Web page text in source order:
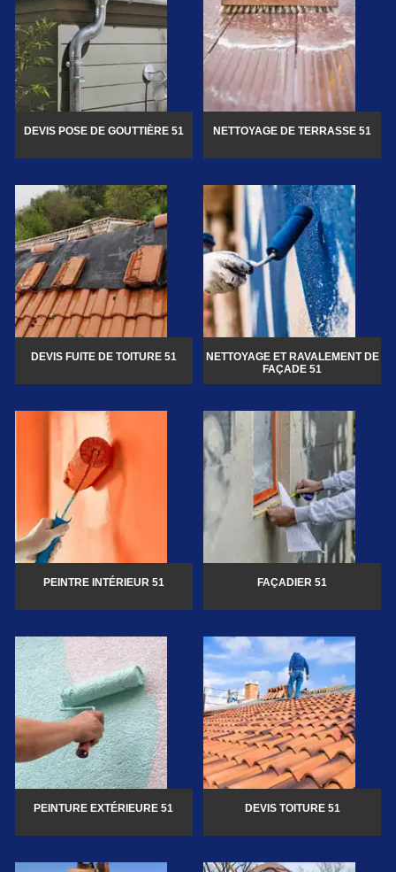
DEVIS POSE DE GOUTTIÈRE 51 NETTOYAGE DE TERRASSE 51
DEVIS FUITE DE TOITURE 51
NETTOYAGE ET RAVALEMENT DE
FAÇADE 51
PEINTRE INTÉRIEUR 51 FAÇADIER 51
PEINTURE EXTÉRIEURE 51 DEVIS TOITURE 51